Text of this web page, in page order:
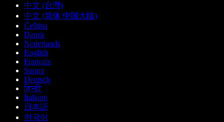
中文 (台灣)
中文 (简体 中国大陆)
Čeština
Dansk
Nederlands
English
Français
Suomi
Deutsch
हिन्दी
Italiano
日本語
한국어